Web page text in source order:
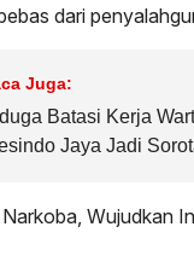
dari
Juga:
Batasi Kerja
Jaya Jadi
Wujudkan